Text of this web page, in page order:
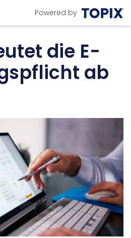
Powered by
die E-
ab